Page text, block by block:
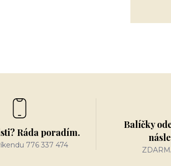
Ráda poradím.
776 337 474
Balíčky